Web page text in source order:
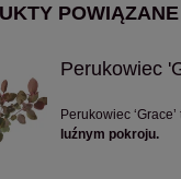
POWIĄZANE
Perukowiec
Perukowiec
luźnym pokroju.